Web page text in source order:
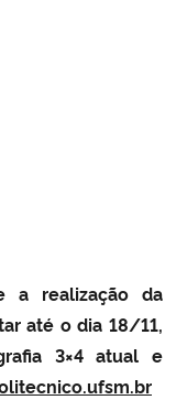
a realização da
até o dia 18/11,
3×4 atual e